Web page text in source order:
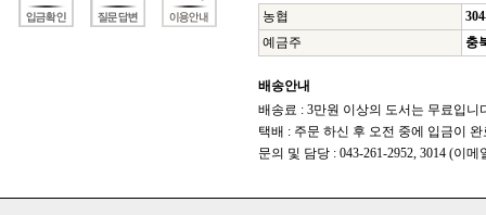
농협
예금주
충
배송안내
배송료 : 3만원 이상의 도서는 무료입니
택배 : 주문 하신 후 오전 중에 입금이
문의 및 담당 : 043-261-2952, 3014 (이메